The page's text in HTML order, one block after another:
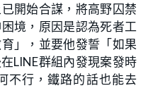
開始合謀，將高野囚禁
境，原因是認為死者工
」，並要他發誓「如果
LINE群組內發現案發時
不行，鐵路的話也能去